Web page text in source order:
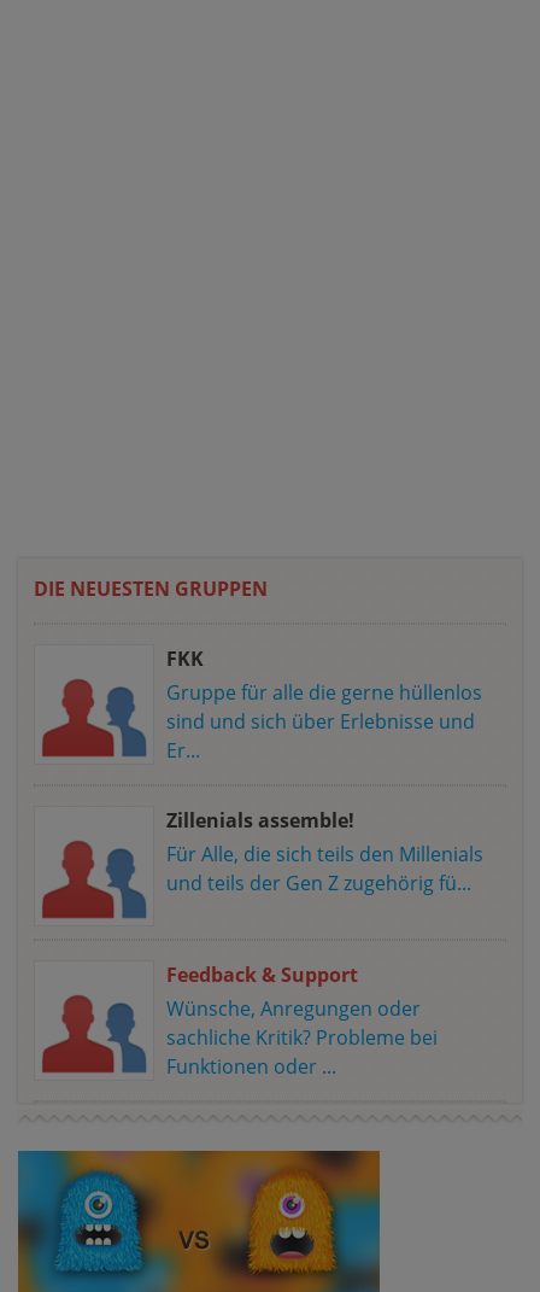
DIE NEUESTEN GRUPPEN
FKK
Gruppe für alle die gerne hüllenlos
sind und sich über Erlebnisse und
Er...
Zillenials assemble!
Für Alle, die sich teils den Millenials
und teils der Gen Z zugehörig fü...
Feedback & Support
Wünsche, Anregungen oder
sachliche Kritik? Probleme bei
Funktionen oder ...